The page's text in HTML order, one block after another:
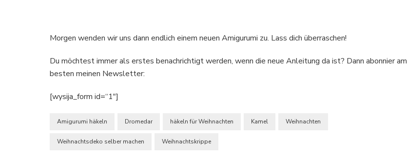
Morgen wenden wir uns dann endlich einem neuen Amigurumi zu. Lass dich überraschen!
Du möchtest immer als erstes benachrichtigt werden, wenn die neue Anleitung da ist? Dann abonnier am
besten meinen Newsletter:
[wysija_form id=“1″]
Amigurumi häkeln Dromedar häkeln für Weihnachten Kamel Weihnachten
Weihnachtsdeko selber machen Weihnachtskrippe